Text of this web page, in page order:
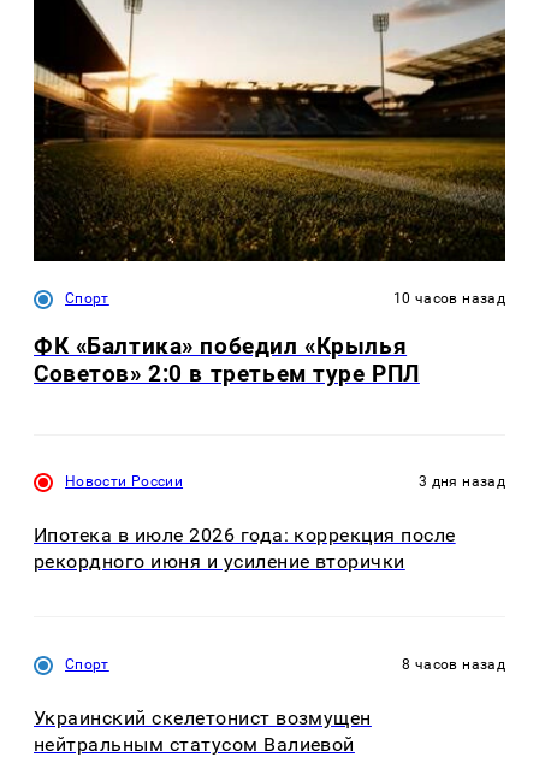
Спорт 10 часов назад
ФК «Балтика» победил «Крылья
Советов» 2:0 в третьем туре РПЛ
Новости России 3 дня назад
Ипотека в июле 2026 года: коррекция после
рекордного июня и усиление вторички
Спорт 8 часов назад
Украинский скелетонист возмущен
нейтральным статусом Валиевой